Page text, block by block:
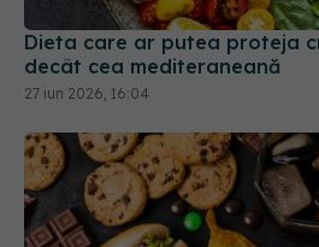
27 iun 2026, 16:04